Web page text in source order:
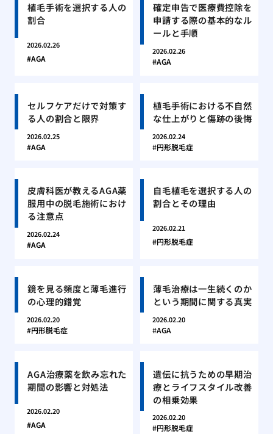
植毛手術を選択する人の
割合
2026.02.26
AGA
確定申告で医療費控除を
申請する際の基本的なル
ールと手順
2026.02.26
AGA
セルフケアだけで対策す
る人の割合と限界
2026.02.25
AGA
植毛手術における不自然
な仕上がりと傷跡の後悔
2026.02.24
円形脱毛症
皮膚科医が教えるAGA薬
服用中の脱毛施術におけ
る注意点
2026.02.24
AGA
自毛植毛を選択する人の
割合とその理由
2026.02.21
円形脱毛症
鏡を見る頻度と薄毛進行
の心理的錯覚
2026.02.20
円形脱毛症
薄毛治療は一生続くのか
という期間に関する真実
2026.02.20
AGA
AGA治療薬を飲み忘れた
期間の影響と対処法
2026.02.20
AGA
遺伝に抗うための早期治
療とライフスタイル改善
の相乗効果
2026.02.20
円形脱毛症